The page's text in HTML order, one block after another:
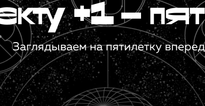
+1 —
Заглядываем на пятилетку вперед